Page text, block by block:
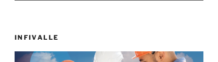
INFIVALLE